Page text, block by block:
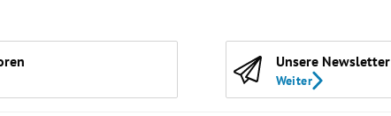
Unsere Newsletter
Weiter